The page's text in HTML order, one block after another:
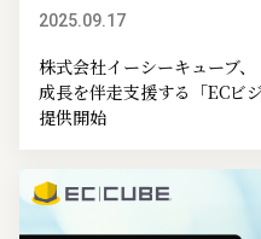
2025.09.17
株式会社イーシーキューブ
成長を伴走支援する「ECビ
提供開始